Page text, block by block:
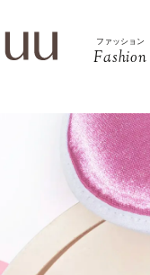
ファッション
Fashion